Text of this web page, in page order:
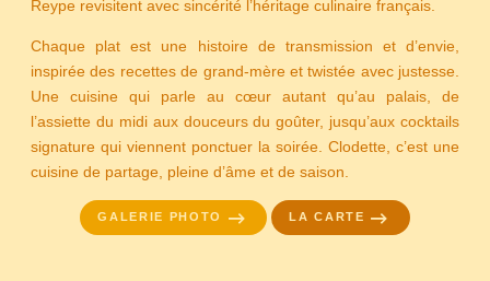
Reype revisitent avec sincérité l’héritage culinaire français.
Chaque plat est une histoire de transmission et d’envie,
inspirée des recettes de grand-mère et twistée avec justesse.
Une cuisine qui parle au cœur autant qu’au palais, de
l’assiette du midi aux douceurs du goûter, jusqu’aux cocktails
signature qui viennent ponctuer la soirée. Clodette, c’est une
cuisine de partage, pleine d’âme et de saison.
GALERIE PHOTO LA CARTE